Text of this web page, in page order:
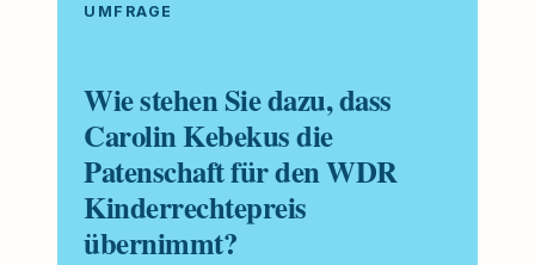
UMFRAGE
Wie stehen Sie dazu, dass
Carolin Kebekus die
Patenschaft für den WDR
Kinderrechtepreis
übernimmt?